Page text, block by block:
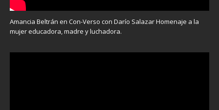
Amancia Beltrán en Con-Verso con Darío Salazar Homenaje a la
mujer educadora, madre y luchadora.